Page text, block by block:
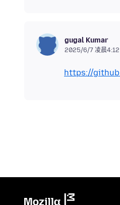
gugal Kumar
2025/6/7 凌晨4:12
https://